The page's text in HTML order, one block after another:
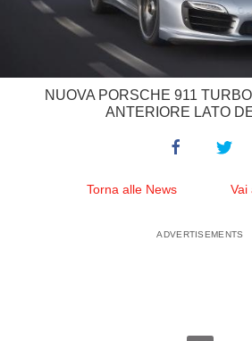
NUOVA PORSCHE 911
ANTERIORE LATO
Torna alle News Vai